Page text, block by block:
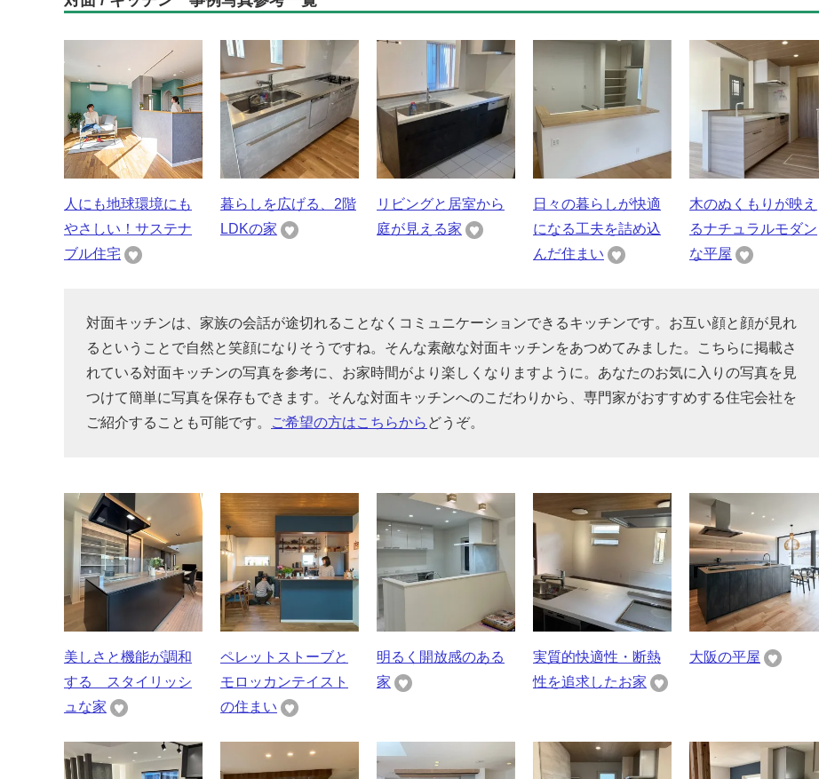
人にも地球環境にも
やさしい！サステナ
ブル住宅
暮らしを広げる、2階
LDKの家
リビングと居室から
庭が見える家
日々の暮らしが快適
になる工夫を詰め込
んだ住まい
木のぬくもりが映え
るナチュラルモダン
な平屋
対面キッチンは、家族の会話が途切れることなくコミュニケーションできるキッチンです。お互い顔と顔が見れ
るということで自然と笑顔になりそうですね。そんな素敵な対面キッチンをあつめてみました。こちらに掲載さ
れている対面キッチンの写真を参考に、お家時間がより楽しくなりますように。あなたのお気に入りの写真を見
つけて簡単に写真を保存もできます。そんな対面キッチンへのこだわりから、専門家がおすすめする住宅会社を
ご紹介することも可能です。
ご希望の方はこちらから どうぞ。
美しさと機能が調和
する スタイリッシ
ュな家
ペレットストーブと
モロッカンテイスト
の住まい
明るく開放感のある
家
実質的快適性・断熱
性を追求したお家
大阪の平屋